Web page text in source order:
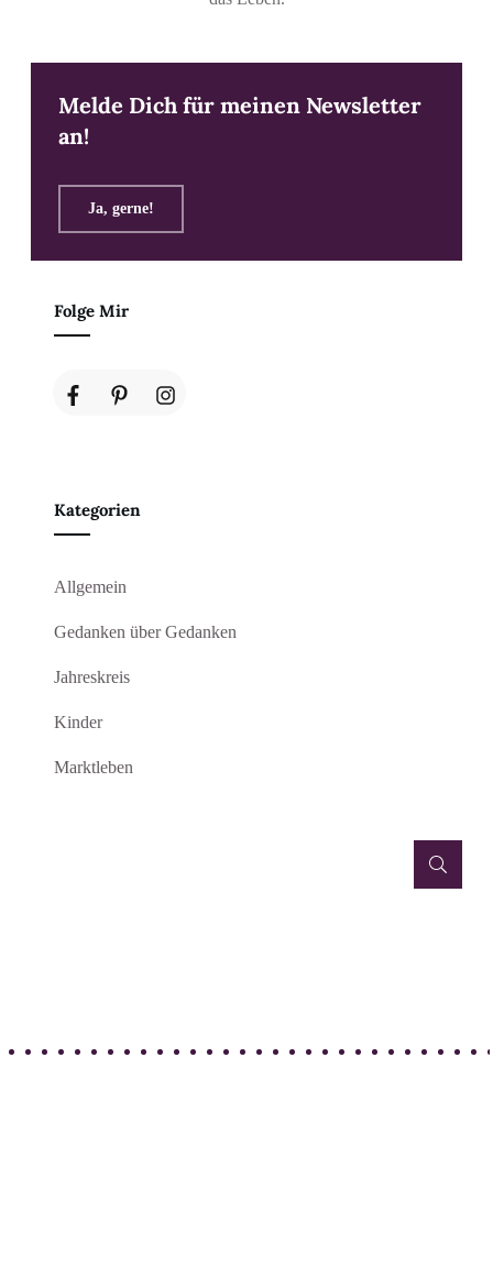
Melde Dich für meinen Newsletter
an!
Ja, gerne!
Folge Mir
Kategorien
Allgemein
Gedanken über Gedanken
Jahreskreis
Kinder
Marktleben